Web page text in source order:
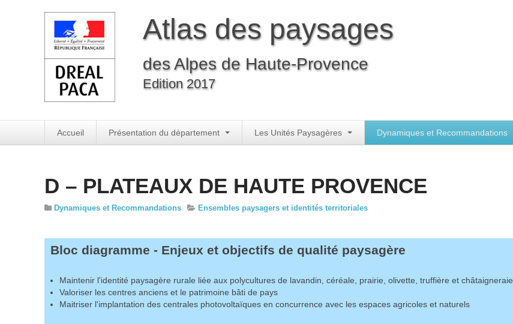
Atlas des paysages
des Alpes de Haute-Provence
Edition 2017
Accueil Présentation du département Les Unités Paysagères Dynamiques et Recommandations
D – PLATEAUX DE HAUTE PROVENCE
Dynamiques et Recommandations Ensembles paysagers et identités territoriales
Bloc diagramme - Enjeux et objectifs de qualité paysagère
Maintenir l'identité paysagère rurale liée aux polycultures de lavandin, céréale, prairie, olivette, truffière et châtaigneraie
Valoriser les centres anciens et le patrimoine bâti de pays
Maitriser l'implantation des centrales photovoltaïques en concurrence avec les espaces agricoles et naturels